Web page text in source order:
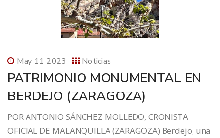
May 11 2023 Noticias
PATRIMONIO MONUMENTAL EN
BERDEJO (ZARAGOZA)
POR ANTONIO SÁNCHEZ MOLLEDO, CRONISTA
OFICIAL DE MALANQUILLA (ZARAGOZA) Berdejo, una